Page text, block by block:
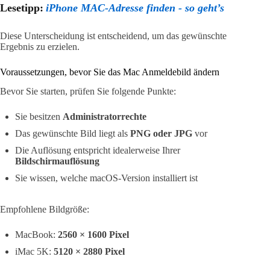
Lesetipp: iPhone MAC-Adresse finden - so geht’s
Diese Unterscheidung ist entscheidend, um das gewünschte
Ergebnis zu erzielen.
Voraussetzungen, bevor Sie das Mac Anmeldebild ändern
Bevor Sie starten, prüfen Sie folgende Punkte:
Sie besitzen Administratorrechte
Das gewünschte Bild liegt als PNG oder JPG vor
Die Auflösung entspricht idealerweise Ihrer
Bildschirmauflösung
Sie wissen, welche macOS-Version installiert ist
Empfohlene Bildgröße:
MacBook: 2560 × 1600 Pixel
iMac 5K: 5120 × 2880 Pixel